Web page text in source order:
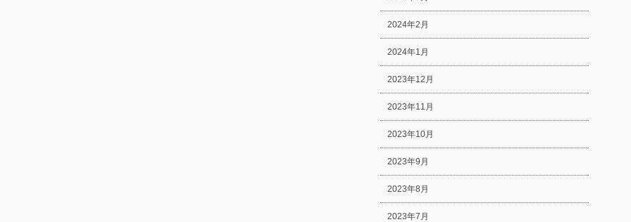
2024年2月
2024年1月
2023年12月
2023年11月
2023年10月
2023年9月
2023年8月
2023年7月